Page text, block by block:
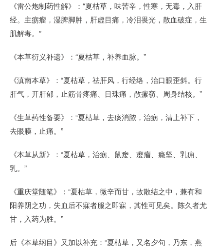
《雷公炮制药性解》：“夏枯草，味苦辛，性寒，无毒，入肝
经。主疬瘤，湿脾脚肿，肝虚目痛，冷泪畏光，散血破症，生
肌解毒。”
《本草衍义补遗》：“夏枯草，补养血脉。”
《滇南本草》：“夏枯草，祛肝风，行经络，治口眼歪斜。行
肝气，开肝郁，止筋骨疼痛、目珠痛，散瘰窃、周身结核。”
《生草药性备要》：“夏枯草，去痰消脓，治疬，清上补下，
去眼膜，止痛。”
《本草从新》：“夏枯草，治疬、鼠瘘、瘿瘤、癥坚、乳痈、
乳。”
《重庆堂随笔》：“夏枯草，微辛而甘，故散结之中，兼有和
阳养阴之功，失血后不寐者服之即寐，其性可见矣。陈久者尤
甘，入药为胜。”
后《本草纲目》又加以补充：“夏枯草，又名夕句，乃东，燕